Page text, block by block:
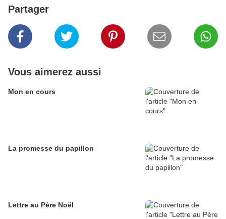
Partager
Vous aimerez aussi
Mon en cours
La promesse du papillon
Lettre au Père Noël